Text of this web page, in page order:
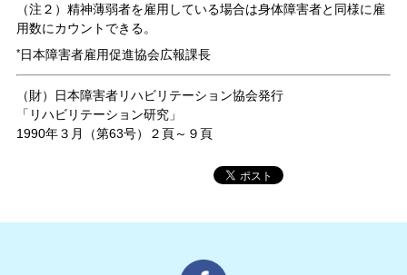
（注２）精神薄弱者を雇用している場合は身体障害者と同様に雇
用数にカウントできる。
*日本障害者雇用促進協会広報課長
（財）日本障害者リハビリテーション協会発行
「リハビリテーション研究」
1990年３月（第63号）２頁～９頁